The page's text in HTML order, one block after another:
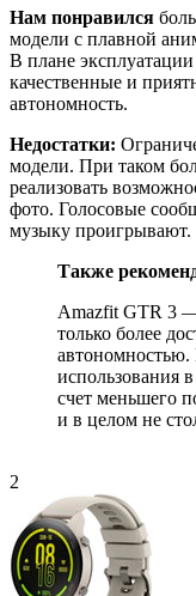
Нам понравился
модели с плавной
В плане
качественные и
автономность.
Недостатки:
модели. При таком
реализовать
фото. Голосовые
музыку проигрывают.
Также
Amazfit GTR 3
только более
автономностью.
использования
счет меньшего
и в целом не
2